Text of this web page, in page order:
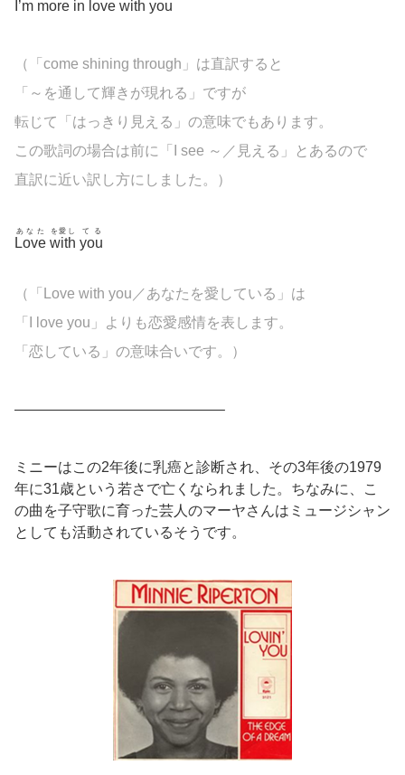
I’m more in love with you
（「come shining through」は直訳すると
「～を通して輝きが現れる」ですが
転じて「はっきり見える」の意味でもあります。
この歌詞の場合は前に「I see ～／見える」とあるので
直訳に近い訳し方にしました。）
Love
あなた
with
を愛し
you
てる
（「Love with you／あなたを愛している」は
「I love you」よりも恋愛感情を表します。
「恋している」の意味合いです。）
——————————————–
ミニーはこの2年後に乳癌と診断され、その3年後の1979
年に31歳という若さで亡くなられました。ちなみに、こ
の曲を子守歌に育った芸人のマーヤさんはミュージシャン
としても活動されているそうです。